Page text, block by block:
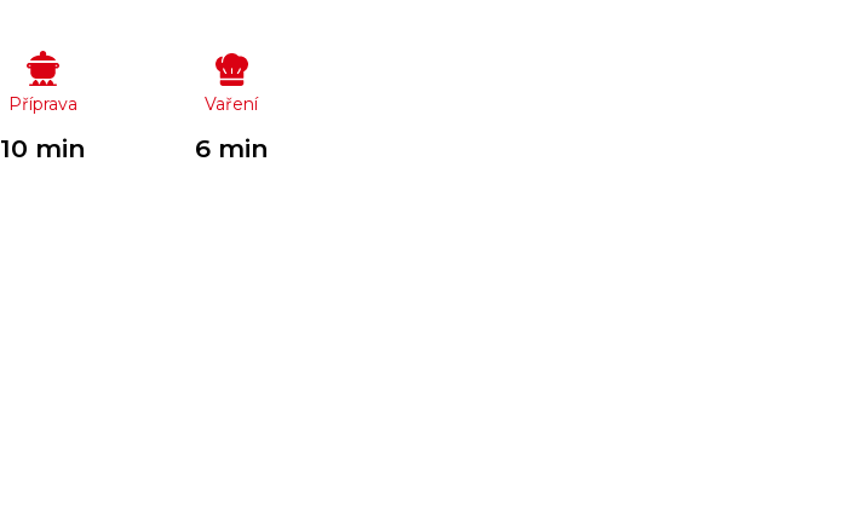
Příprava
10 min
Vaření
6 min